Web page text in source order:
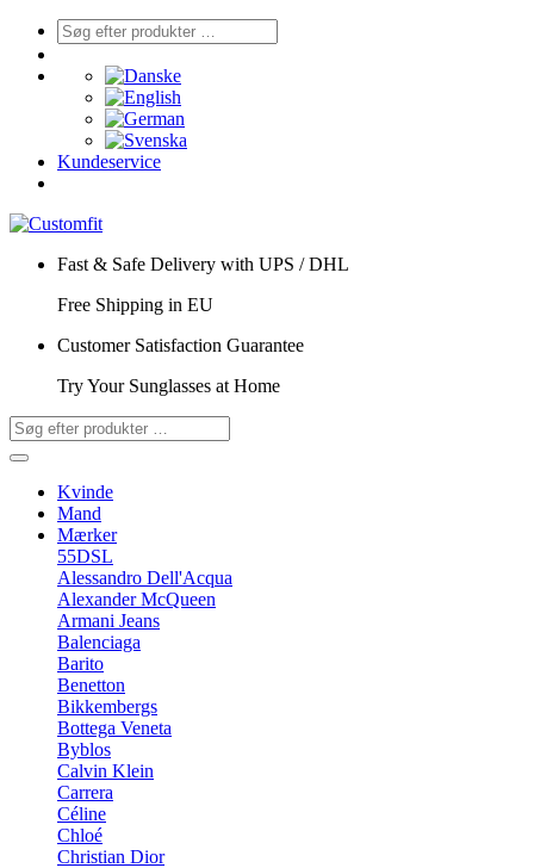
Kundeservice
Fast & Safe Delivery with UPS / DHL
Free Shipping in EU
Customer Satisfaction Guarantee
Try Your Sunglasses at Home
Kvinde
Mand
Mærker
55DSL
Alessandro Dell'Acqua
Alexander McQueen
Armani Jeans
Balenciaga
Barito
Benetton
Bikkembergs
Bottega Veneta
Byblos
Calvin Klein
Carrera
Céline
Chloé
Christian Dior